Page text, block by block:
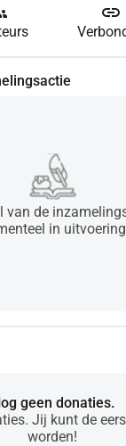
link
van de
in
geen donaties.
Jij kunt de
worden!